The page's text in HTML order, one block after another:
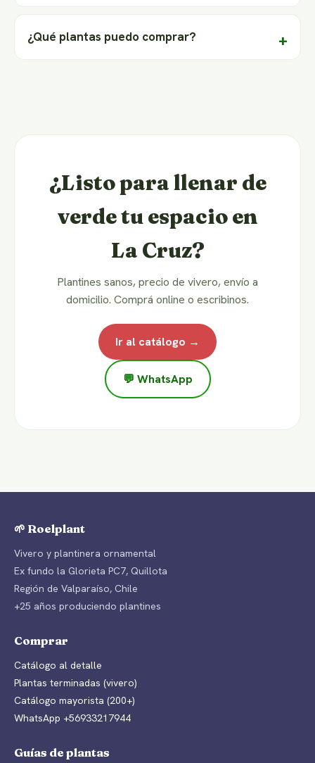
¿Qué plantas puedo comprar?
¿Listo para llenar de
verde tu espacio en
La Cruz?
Plantines sanos, precio de vivero, envío a
domicilio. Comprá online o escribinos.
Ir al catálogo →
💬 WhatsApp
🌱 Roelplant
Vivero y plantinera ornamental
Ex fundo la Glorieta PC7, Quillota
Región de Valparaíso, Chile
+25 años produciendo plantines
Comprar
Catálogo al detalle
Plantas terminadas (vivero)
Catálogo mayorista (200+)
WhatsApp +56933217944
Guías de plantas